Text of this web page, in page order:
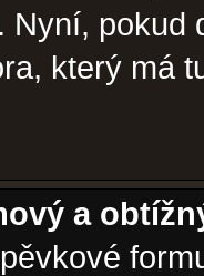
Nyní, pokud
který má
a